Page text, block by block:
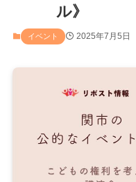
ル》
イベント 2025年7月5日